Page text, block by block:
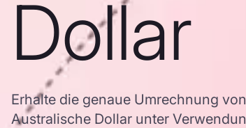
Dollar
Erhalte die genaue Umrechnung
Australische Dollar unter